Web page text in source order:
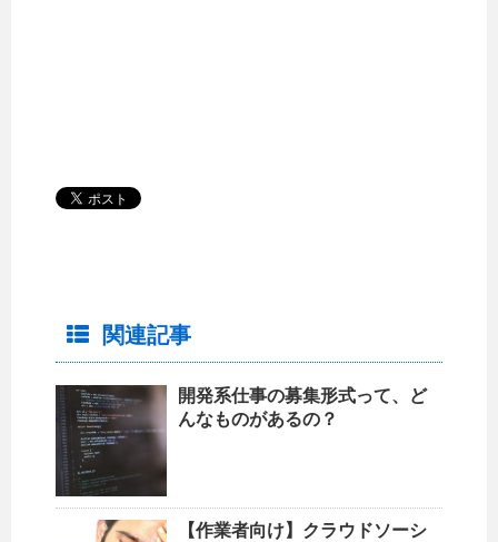
関連記事
開発系仕事の募集形式って、ど
んなものがあるの？
【作業者向け】クラウドソーシ